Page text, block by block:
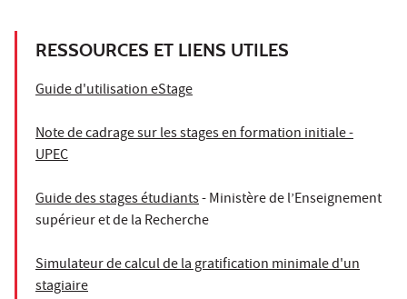
RESSOURCES ET LIENS UTILES
Guide d'utilisation eStage
Note de cadrage sur les stages en formation initiale -
UPEC
Guide des stages étudiants- Ministère de l’Enseignement
supérieur et de la Recherche
Simulateur de calcul de la gratification minimale d'un
stagiaire